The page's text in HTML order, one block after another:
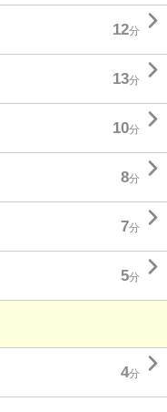
12分 
13分 
10分 
8分 
7分 
5分 
4分 